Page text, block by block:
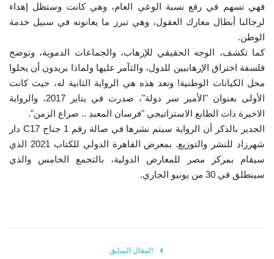
إرث جمال عبدالناصر
أخبار
شروط وأحكام منحة ناصر للقيادة الدولية
منحة ناصر للقيادة الدولية
مرجعياتنا
المواطن العالمي
فهي تسهم في رفع نسبة الوعي العام، وهي كانت وستظل إهداء
لرجالنا أبطال معارك العقول، وهي تبرز ما يعانونه في سبيل خدمة
الوطن.
كما تكشف، الوجه الحقيقي للإرهاب، والجماعات الدموية، وتوضح
فلسفة اختراق الإرهابيين للدول، والتآمر عليها ولماذا يريدون أن يحلوا
محل الكيانات الوطنية! وتعد هذه هي الرواية الثانية له، حيث كانت
الأولى بعنوان "الأمير سر دولة"، صدرت في يناير 2017، والرواية
الاخيرة ذات الطابع الاستراتيجي "فرسان المعبد .. صراع الزمن".
الجدير بالذكر أن الرواية سيتم نشرها في صالة رقم 1 جناح C17 دار
شهرزاد للنشر والتوزيع. بمعرض القاهرة الدولي للكتاب 2021 الذي
سيقام بمركز مصر للمعارض الدولية، بالتجمع الخامس والذي
سينطلق في 30 من يونيو الجاري.
المقال السابق